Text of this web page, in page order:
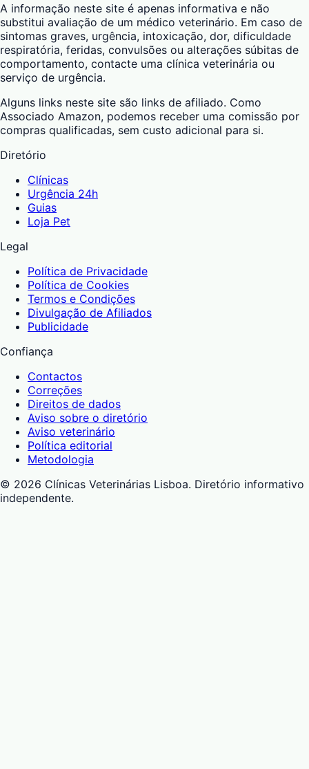
A informação neste site é apenas informativa e não
substitui avaliação de um médico veterinário. Em caso de
sintomas graves, urgência, intoxicação, dor, dificuldade
respiratória, feridas, convulsões ou alterações súbitas de
comportamento, contacte uma clínica veterinária ou
serviço de urgência.
Alguns links neste site são links de afiliado. Como
Associado Amazon, podemos receber uma comissão por
compras qualificadas, sem custo adicional para si.
Diretório
Clínicas
Urgência 24h
Guias
Loja Pet
Legal
Política de Privacidade
Política de Cookies
Termos e Condições
Divulgação de Afiliados
Publicidade
Confiança
Contactos
Correções
Direitos de dados
Aviso sobre o diretório
Aviso veterinário
Política editorial
Metodologia
© 2026 Clínicas Veterinárias Lisboa. Diretório informativo
independente.